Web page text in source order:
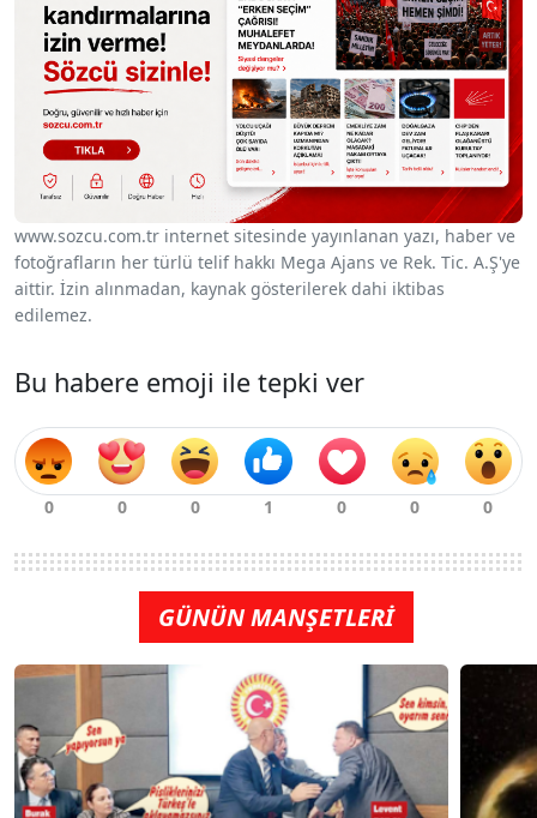
www.sozcu.com.tr internet sitesinde yayınlanan yazı, haber ve
fotoğrafların her türlü telif hakkı Mega Ajans ve Rek. Tic. A.Ş'ye
aittir. İzin alınmadan, kaynak gösterilerek dahi iktibas
edilemez.
Bu habere emoji ile tepki ver
GÜNÜN MANŞETLERİ